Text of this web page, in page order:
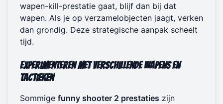
wapen-kill-prestatie gaat, blijf dan bij dat
wapen. Als je op verzamelobjecten jaagt, verken
dan grondig. Deze strategische aanpak scheelt
tijd.
Experimenteren met Verschillende Wapens en
Tactieken
Sommige funny shooter 2 prestaties zijn